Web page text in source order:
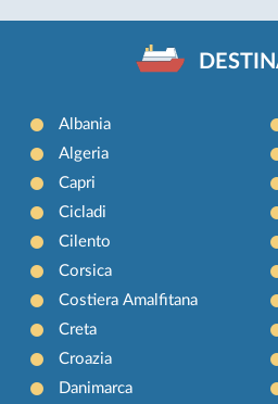
Albania
Algeria
Capri
Cicladi
Cilento
Corsica
Costiera Amalfitana
Creta
Croazia
Danimarca